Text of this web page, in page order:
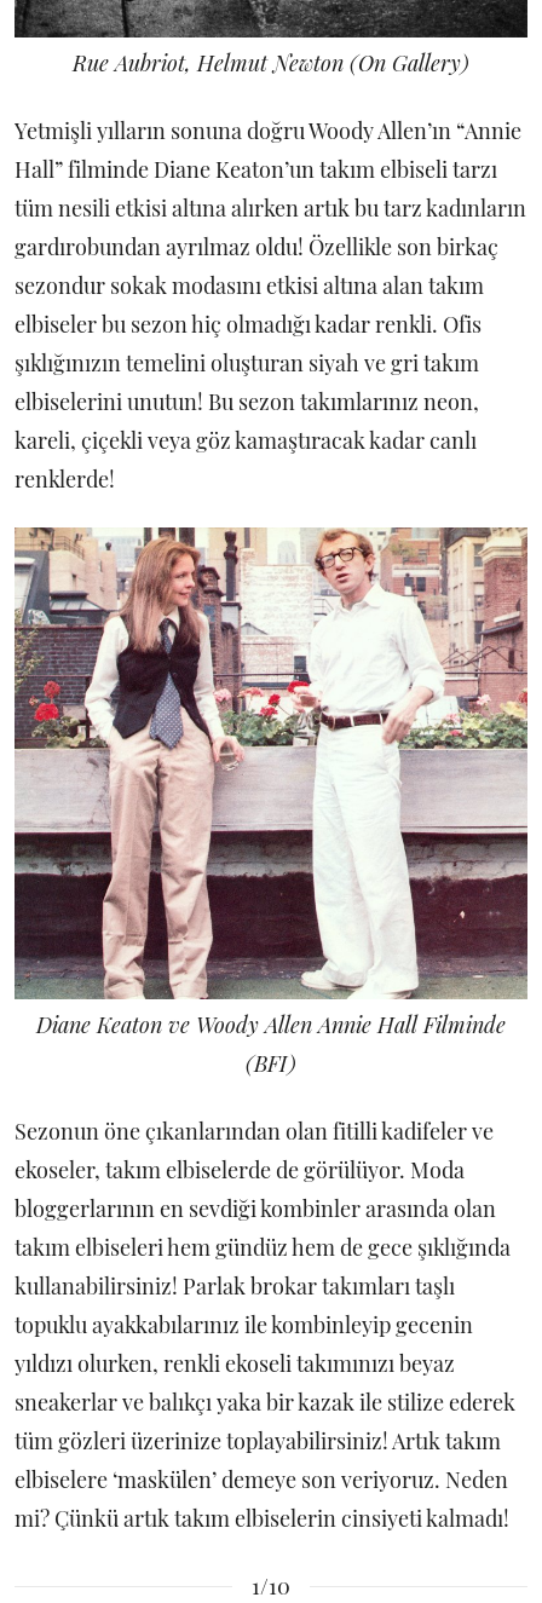
Rue Aubriot, Helmut Newton (On Gallery)
Yetmişli yılların sonuna doğru Woody Allen’ın “Annie
Hall” filminde Diane Keaton’un takım elbiseli tarzı
tüm nesili etkisi altına alırken artık bu tarz kadınların
gardırobundan ayrılmaz oldu! Özellikle son birkaç
sezondur sokak modasını etkisi altına alan takım
elbiseler bu sezon hiç olmadığı kadar renkli. Ofis
şıklığınızın temelini oluşturan siyah ve gri takım
elbiselerini unutun! Bu sezon takımlarınız neon,
kareli, çiçekli veya göz kamaştıracak kadar canlı
renklerde!
Diane Keaton ve Woody Allen Annie Hall Filminde
(BFI)
Sezonun öne çıkanlarından olan fitilli kadifeler ve
ekoseler, takım elbiselerde de görülüyor. Moda
bloggerlarının en sevdiği kombinler arasında olan
takım elbiseleri hem gündüz hem de gece şıklığında
kullanabilirsiniz! Parlak brokar takımları taşlı
topuklu ayakkabılarınız ile kombinleyip gecenin
yıldızı olurken, renkli ekoseli takımınızı beyaz
sneakerlar ve balıkçı yaka bir kazak ile stilize ederek
tüm gözleri üzerinize toplayabilirsiniz! Artık takım
elbiselere ‘maskülen’ demeye son veriyoruz. Neden
mi? Çünkü artık takım elbiselerin cinsiyeti kalmadı!
1/10